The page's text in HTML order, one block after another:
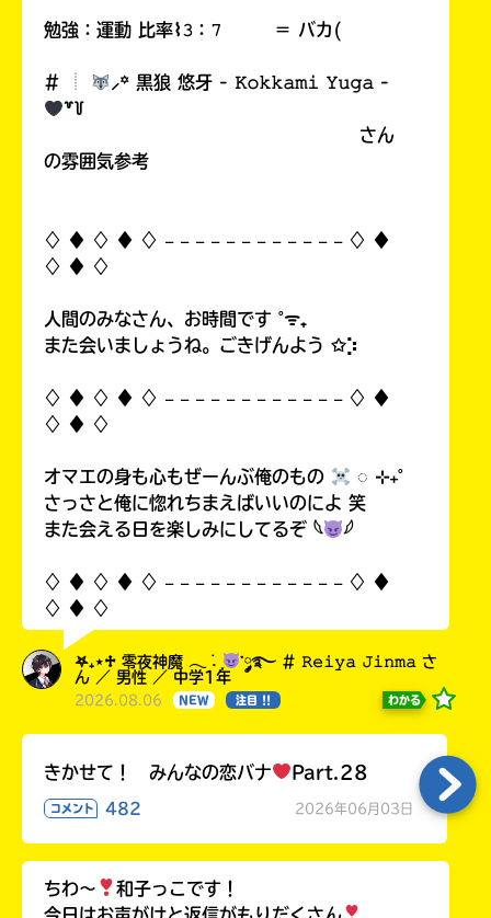
勉強：運動 比率⌇𝟹：𝟽 ＝ バカ(
# ︎┊︎
⸝꙳ 黒狼 悠牙 - 𝙺𝚘𝚔𝚔𝚊𝚖𝚒 𝚈𝚞𝚐𝚊 -
꒷꒦
さん
の雰囲気参考
♢ ♦︎ ♢ ♦︎ ♢ 𓐄 𓐄 𓐄 𓐄 𓐄 𓐄 𓐄 𓐄 𓐄 𓐄 𓐄 𓐄 ♢ ♦︎
♢ ♦︎ ♢
人間のみなさん、お時間です ˚ᯤ₊
また会いましょうね。ごきげんよう ✩⡱
♢ ♦︎ ♢ ♦︎ ♢ 𓐄 𓐄 𓐄 𓐄 𓐄 𓐄 𓐄 𓐄 𓐄 𓐄 𓐄 𓐄 ♢ ♦︎
♢ ♦︎ ♢
オマエの身も心もぜーんぶ俺のもの
◌ ⊹₊˚
さっさと俺に惚れちまえばいいのによ 笑
また会える日を楽しみにしてるぞ 𓆩
𓆪
♢ ♦︎ ♢ ♦︎ ♢ 𓐄 𓐄 𓐄 𓐄 𓐄 𓐄 𓐄 𓐄 𓐄 𓐄 𓐄 𓐄 ♢ ♦︎
♢ ♦︎ ♢
𖤐₊⋆♱ 零夜神魔 𓂃 ࣪˖ ִֶָ
་༘࿐ # 𝚁𝚎𝚒𝚢𝚊 𝙹𝚒𝚗𝚖𝚊 さ
ん ／ 男性 ／ 中学1年
2026.08.06 NEW 注目 !! わかる
きかせて！ みんなの恋バナ Part.28
コメント 482 2026年06月03日
ちわ〜
和子っこです！
今日はお声がけと返信がもりだくさん